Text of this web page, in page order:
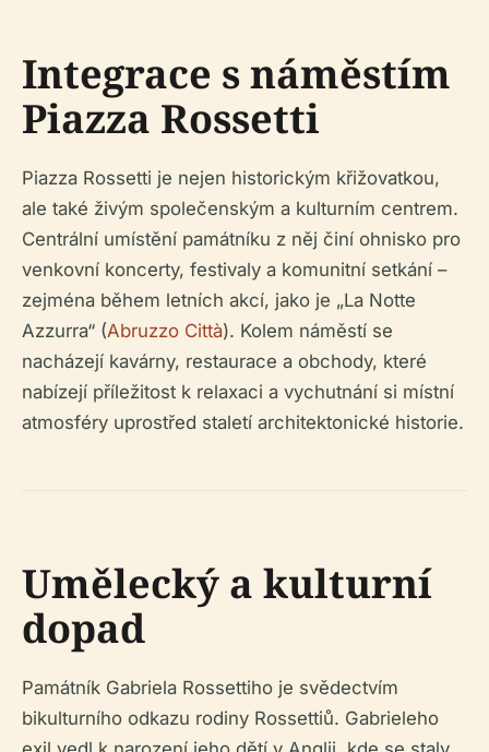
Integrace s náměstím
Piazza Rossetti
Piazza Rossetti je nejen historickým křižovatkou,
ale také živým společenským a kulturním centrem.
Centrální umístění památníku z něj činí ohnisko pro
venkovní koncerty, festivaly a komunitní setkání –
zejména během letních akcí, jako je „La Notte
Azzurra“ (Abruzzo Città). Kolem náměstí se
nacházejí kavárny, restaurace a obchody, které
nabízejí příležitost k relaxaci a vychutnání si místní
atmosféry uprostřed staletí architektonické historie.
Umělecký a kulturní
dopad
Památník Gabriela Rossettiho je svědectvím
bikulturního odkazu rodiny Rossettiů. Gabrieleho